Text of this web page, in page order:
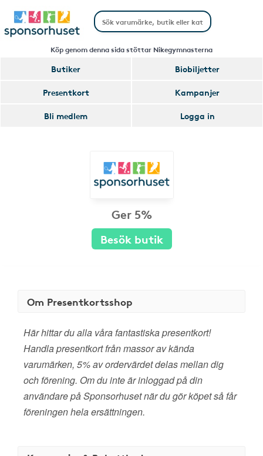
Köp genom denna sida stöttar Nikegymnasterna
Butiker
Biobiljetter
Presentkort
Kampanjer
Bli medlem
Logga in
Ger 5%
Besök butik
Om Presentkortsshop
Här hittar du alla våra fantastiska presentkort!
Handla presentkort från massor av kända
varumärken, 5% av ordervärdet delas mellan dig
och förening. Om du inte är inloggad på din
användare på Sponsorhuset när du gör köpet så får
föreningen hela ersättningen.